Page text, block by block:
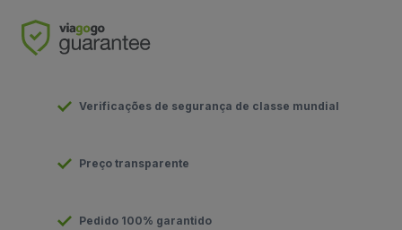
Verificações de segurança de classe mundial
Preço transparente
Pedido 100% garantido